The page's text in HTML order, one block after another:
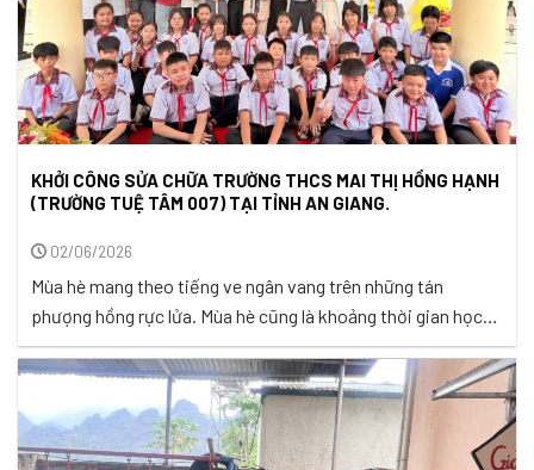
KHỞI CÔNG SỬA CHỮA TRƯỜNG THCS MAI THỊ HỒNG HẠNH
(TRƯỜNG TUỆ TÂM 007) TẠI TỈNH AN GIANG.
02/06/2026
Mùa hè mang theo tiếng ve ngân vang trên những tán
phượng hồng rực lửa. Mùa hè cũng là khoảng thời gian học
sinh tạm rời mái trường để tận hưởng những ngày nghỉ ngơi
sau một năm học chăm chỉ. Và cũng có những mùa hè thật
đặc biệt, khi ngôi trường thân quen ...